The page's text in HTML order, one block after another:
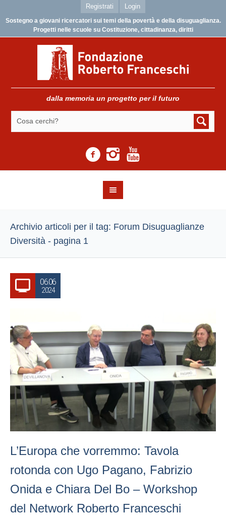
Registrati Login
Sostegno a giovani ricercatori sui temi della povertà e della disuguaglianza.
Progetti nelle scuole su Costituzione, cittadinanza, diritti
dalla memoria un progetto per il futuro
Archivio articoli per il tag: Forum Disuguaglianze
Diversità - pagina 1
06.06
2024
L’Europa che vorremmo: Tavola
rotonda con Ugo Pagano, Fabrizio
Onida e Chiara Del Bo – Workshop
del Network Roberto Franceschi